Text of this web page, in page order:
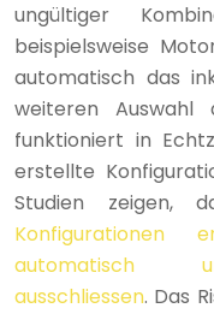
ungültiger
beispielsweise
automatisch das
weiteren Auswahl
funktioniert in
erstellte
Studien zeigen,
Konfigurationen
automatisch
ausschliessen. Das